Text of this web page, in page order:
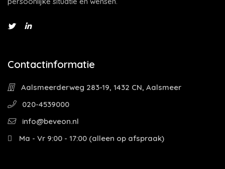
Contactinformatie
Aalsmeerderweg 283-19, 1432 CN, Aalsmeer
020-4539000
info@beveon.nl
Ma - Vr 9:00 - 17:00 (alleen op afspraak)